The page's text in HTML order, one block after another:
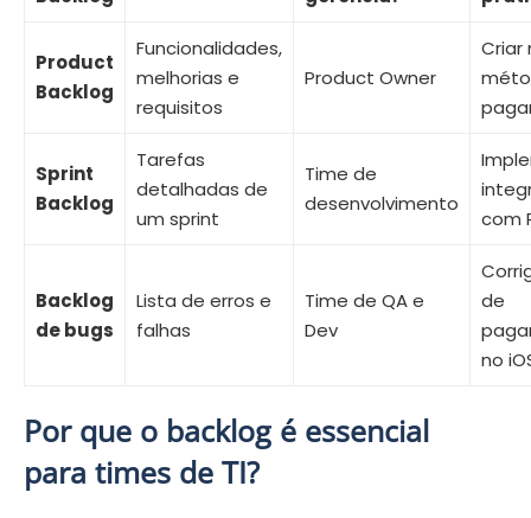
Product
Backlog
Funcionalidades,
melhorias e
requisitos
Product Owner
Criar
Sprint
Backlog
Tarefas
detalhadas de
um sprint
Time de
desenvolvimento
com
Backlog
de bugs
Lista de erros e
falhas
Time de QA e
Dev
de
no
Por que o backlog é essencial
para times de TI?